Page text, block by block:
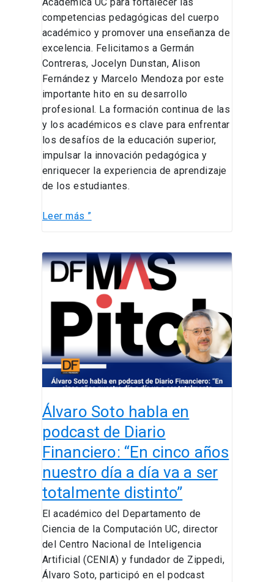
competencias pedagógicas del cuerpo
académico y promover una enseñanza de
excelencia. Felicitamos a Germán
Contreras, Jocelyn Dunstan, Alison
Fernández y Marcelo Mendoza por este
importante hito en su desarrollo
profesional. La formación continua de las
y los académicos es clave para enfrentar
los desafíos de la educación superior,
impulsar la innovación pedagógica y
enriquecer la experiencia de aprendizaje
de los estudiantes.
Leer más ”
Álvaro Soto habla en
podcast de Diario
Financiero: “En cinco años
nuestro día a día va a ser
totalmente distinto”
El académico del Departamento de
Ciencia de la Computación UC, director
del Centro Nacional de Inteligencia
Artificial (CENIA) y fundador de Zippedi,
Álvaro Soto, participó en el podcast
Álvaro
Soto
en
podcast
Diario
Financiero:
“En
años
nuestro
día
a
día
va
a
ser
totalmente
distinto”